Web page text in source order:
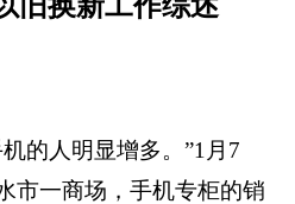
的人明显增多。”1月7
市一商场，手机专柜的销